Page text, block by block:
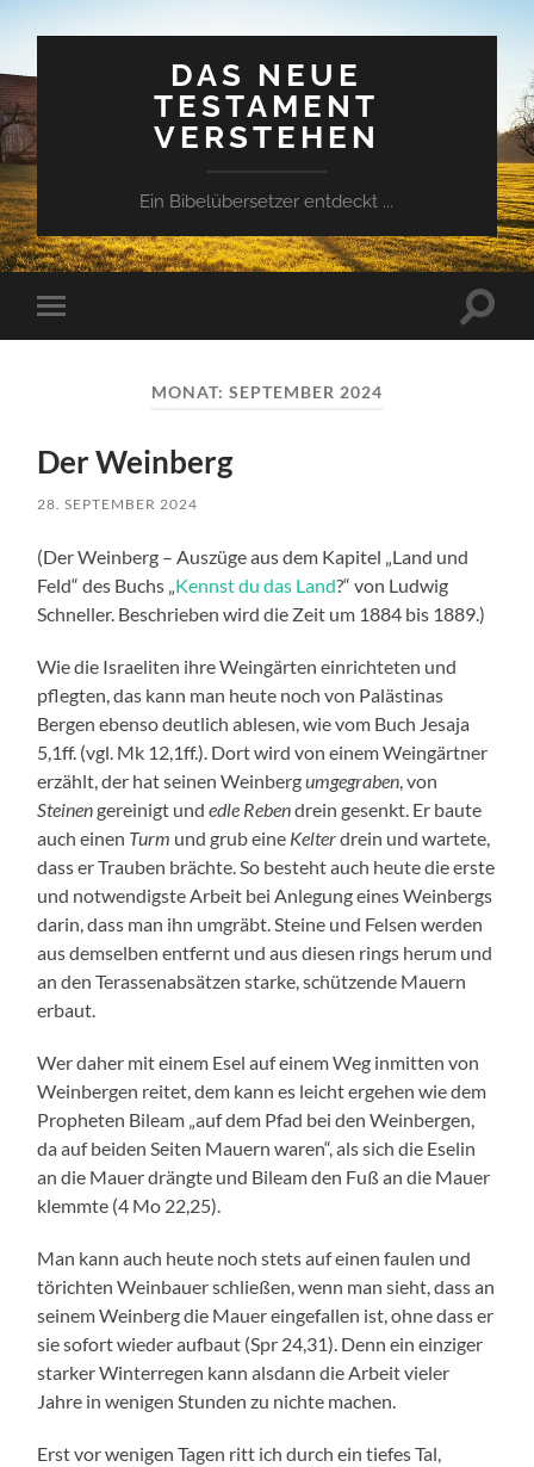
DAS NEUE
TESTAMENT
VERSTEHEN
Ein Bibelübersetzer entdeckt ...
Mobile-
Menü
MONAT: SEPTEMBER 2024
Der Weinberg
28. SEPTEMBER 2024
(Der Weinberg – Auszüge aus dem Kapitel „Land und
Feld“ des Buchs „Kennst du das Land?“ von Ludwig
Schneller. Beschrieben wird die Zeit um 1884 bis 1889.)
Wie die Israeliten ihre Weingärten einrichteten und
pflegten, das kann man heute noch von Palästinas
Bergen ebenso deutlich ablesen, wie vom Buch Jesaja
5,1ff. (vgl. Mk 12,1ff.). Dort wird von einem Weingärtner
erzählt, der hat seinen Weinbergumgegraben, von
Steinengereinigt undedle Rebendrein gesenkt. Er baute
auch einen Turm und grub eine Kelterdrein und wartete,
dass er Trauben brächte. So besteht auch heute die erste
und notwendigste Arbeit bei Anlegung eines Weinbergs
darin, dass man ihn umgräbt. Steine und Felsen werden
aus demselben entfernt und aus diesen rings herum und
an den Terassenabsätzen starke, schützende Mauern
erbaut.
Wer daher mit einem Esel auf einem Weg inmitten von
Weinbergen reitet, dem kann es leicht ergehen wie dem
Propheten Bileam „auf dem Pfad bei den Weinbergen,
da auf beiden Seiten Mauern waren“, als sich die Eselin
an die Mauer drängte und Bileam den Fuß an die Mauer
klemmte (4 Mo 22,25).
Man kann auch heute noch stets auf einen faulen und
törichten Weinbauer schließen, wenn man sieht, dass an
seinem Weinberg die Mauer eingefallen ist, ohne dass er
sie sofort wieder aufbaut (Spr 24,31). Denn ein einziger
starker Winterregen kann alsdann die Arbeit vieler
Jahre in wenigen Stunden zu nichte machen.
Erst vor wenigen Tagen ritt ich durch ein tiefes Tal,